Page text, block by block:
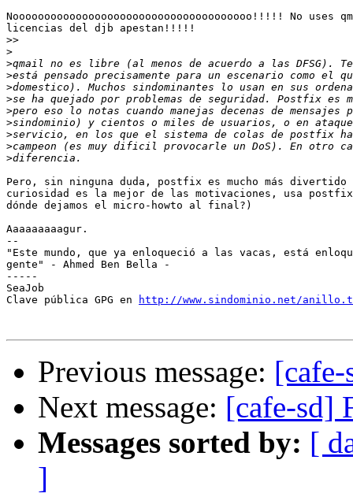
Noooooooooooooooooooooooooooooooooooooo!!!!! No uses
licencias del djb apestan!!!!!
>>
>
>
>
>
>
>
>
>
>
>
Pero, sin ninguna duda, postfix es mucho más
curiosidad es la mejor de las motivaciones, usa
dónde dejamos el micro-howto al final?)
Aaaaaaaaagur.
--
"Este mundo, que ya enloqueció a las vacas, está
gente" - Ahmed Ben Bella -
-----
SeaJob
Clave pública GPG en
http://www.sindominio.net/
Previous message:
Next message: [cafe-sd]
Messages sorted by: [
]